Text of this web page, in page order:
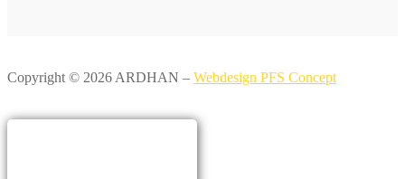
Copyright © 2026 ARDHAN – Webdesign PFS Concept